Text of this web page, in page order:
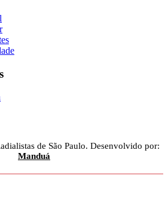
de São Paulo. Desenvolvido por:
Manduá